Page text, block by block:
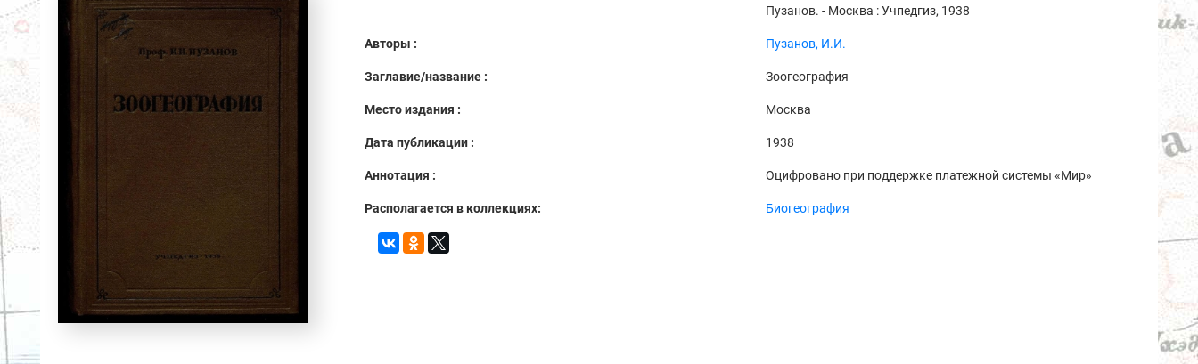
Пузанов. - Москва : Учпедгиз, 1938
Авторы : Пузанов, И.И.
Заглавие/название : Зоогеография
Место издания : Москва
Дата публикации : 1938
Аннотация : Оцифровано при поддержке платежной системы «Мир»
Располагается в коллекциях: Биогеография